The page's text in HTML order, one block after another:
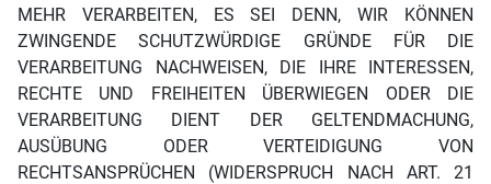
MEHR VERARBEITEN, ES SEI DENN, WIR KÖNNEN
ZWINGENDE SCHUTZWÜRDIGE GRÜNDE FÜR DIE
VERARBEITUNG NACHWEISEN, DIE IHRE INTERESSEN,
RECHTE UND FREIHEITEN ÜBERWIEGEN ODER DIE
VERARBEITUNG DIENT DER GELTENDMACHUNG,
AUSÜBUNG ODER VERTEIDIGUNG VON
RECHTSANSPRÜCHEN (WIDERSPRUCH NACH ART. 21